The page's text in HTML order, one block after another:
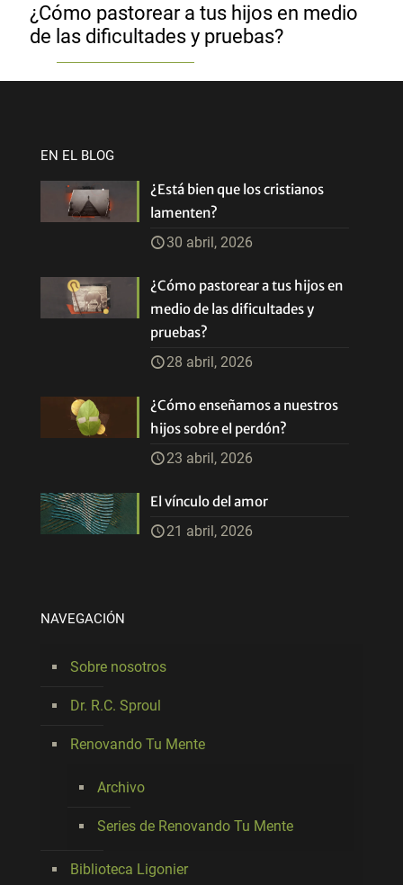
¿Cómo pastorear a tus hijos en medio
de las dificultades y pruebas?
EN EL BLOG
¿Está bien que los cristianos
lamenten?
30 abril, 2026
¿Cómo pastorear a tus hijos en
medio de las dificultades y
pruebas?
28 abril, 2026
¿Cómo enseñamos a nuestros
hijos sobre el perdón?
23 abril, 2026
El vínculo del amor
21 abril, 2026
NAVEGACIÓN
Sobre nosotros
Dr. R.C. Sproul
Renovando Tu Mente
Archivo
Series de Renovando Tu Mente
Biblioteca Ligonier